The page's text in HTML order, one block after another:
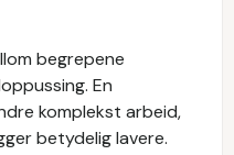
begrepene
En
komplekst arbeid,
betydelig lavere.